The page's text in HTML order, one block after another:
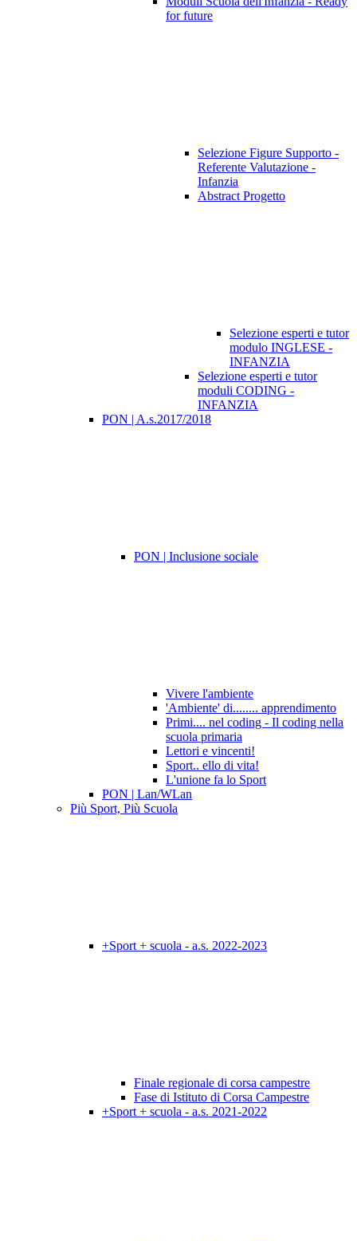
for future
Selezione Figure Supporto -
Referente Valutazione -
Infanzia
Abstract Progetto
Selezione esperti e tutor
modulo INGLESE -
INFANZIA
Selezione esperti e tutor
moduli CODING -
INFANZIA
PON | A.s.2017/2018
PON | Inclusione sociale
Vivere l'ambiente
'Ambiente' di........ apprendimento
Primi.... nel coding - Il coding nella
scuola primaria
Lettori e vincenti!
Sport.. ello di vita!
L'unione fa lo Sport
PON | Lan/WLan
Più Sport, Più Scuola
+Sport + scuola - a.s. 2022-2023
Finale regionale di corsa campestre
Fase di Istituto di Corsa Campestre
+Sport + scuola - a.s. 2021-2022